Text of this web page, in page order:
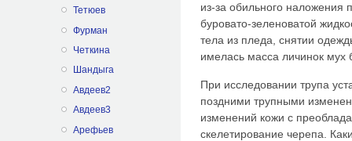
Тетюев
Фурман
Четкина
Шандыга
Авдеев2
Авдеев3
Арефьев
из-за обильного наложения
буровато-зеленоватой
тела из пледа, снятии
имелась масса личинок мух
При исследовании трупа
поздними трупными
изменений кожи с
скелетирование черепа.